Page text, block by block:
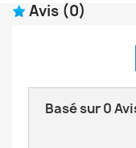
Avis (0)
Basé sur0